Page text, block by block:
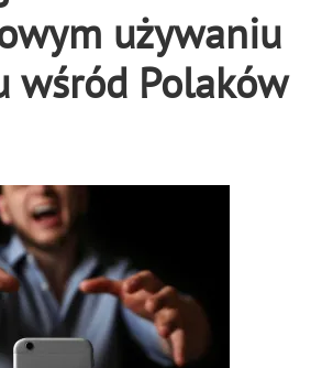
używaniu
wśród Polaków